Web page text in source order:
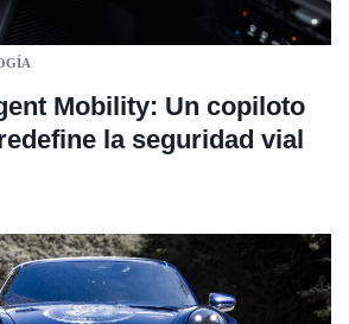
Mobility: Un copiloto
la seguridad vial